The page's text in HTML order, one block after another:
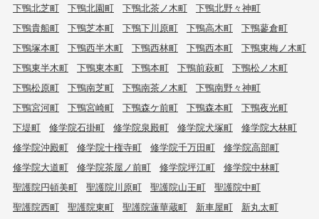
下鴨北芝町
下鴨北園町 下鴨北茶ノ木町
下鴨北野々神町
下鴨貴船町
下鴨芝本町 下鴨下川原町 下鴨高木町
下鴨蓼倉町
下鴨塚本町
下鴨西半木町 下鴨西林町 下鴨西本町
下鴨東梅ノ木町
下鴨東半木町
下鴨東本町 下鴨本町 下鴨前萩町
下鴨松ノ木町
下鴨松原町
下鴨南芝町 下鴨南茶ノ木町
下鴨南野々神町
下鴨宮河町
下鴨宮崎町 下鴨森ケ前町 下鴨森本町
下鴨夜光町
下堤町
修学院石掛町 修学院泉殿町 修学院犬塚町
修学院大林町
修学院沖殿町
修学院十権寺町 修学院千万田町
修学院高部町
修学院大道町
修学院茶屋ノ前町 修学院坪江町
修学院中林町
聖護院円頓美町
聖護院川原町 聖護院山王町
聖護院中町
聖護院西町
聖護院東町 聖護院蓮華蔵町 新車屋町
新丸太町